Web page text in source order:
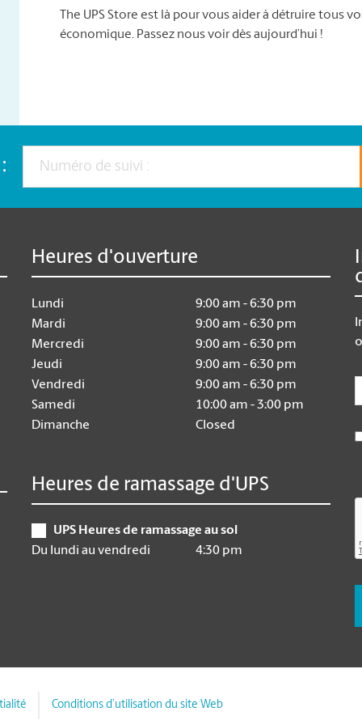
The UPS Store est là pour vous aider à détruire tous
économique. Passez nous voir dès aujourd’hui !
Heures d'ouverture
Lundi
9:00 am - 6:30 pm
Mardi
9:00 am - 6:30 pm
Mercredi
9:00 am - 6:30 pm
Jeudi
9:00 am - 6:30 pm
Vendredi
9:00 am - 6:30 pm
Samedi
10:00 am - 3:00 pm
Dimanche
Closed
Heures de ramassage d'UPS
UPS Heures de ramassage au sol
Du lundi au vendredi
4:30 pm
Conditions d’utilisation du site Web